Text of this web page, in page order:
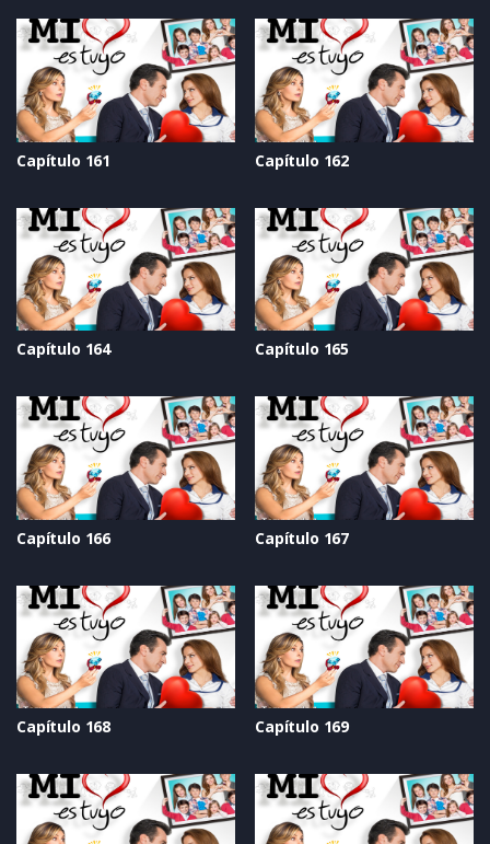
Capítulo 161 Capítulo 162
Capítulo 164 Capítulo 165
Capítulo 166 Capítulo 167
Capítulo 168 Capítulo 169